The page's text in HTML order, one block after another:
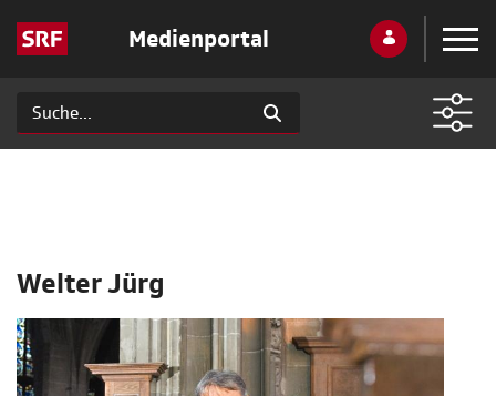
Medienportal
Welter Jürg